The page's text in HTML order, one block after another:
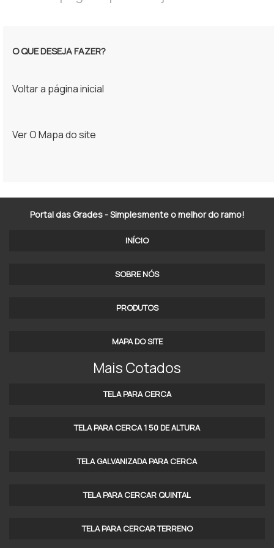
O QUE DESEJA FAZER?
Voltar a página inicial
Ver O Mapa do site
Portal das Grades - Simplesmente o melhor do ramo!
INÍCIO
SOBRE NÓS
PRODUTOS
MAPA DO SITE
Mais Cotados
TELA PARA CERCA
TELA PARA CERCA 1 50 DE ALTURA
TELA GALVANIZADA PARA CERCA
TELA PARA CERCAR QUINTAL
TELA PARA CERCAR TERRENO